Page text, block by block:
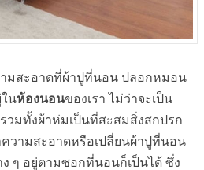
มสะอาดที่ผ้าปูที่นอน ปลอกหมอน
นห้องนอนของเรา ไม่ว่าจะเป็น
มทั้งผ้าห่มเป็นที่สะสมสิ่งสกปรก
ความสะอาดหรือเปลี่ยนผ้าปูที่นอน
ๆ อยู่ตามซอกที่นอนก็เป็นได้ ซึ่ง